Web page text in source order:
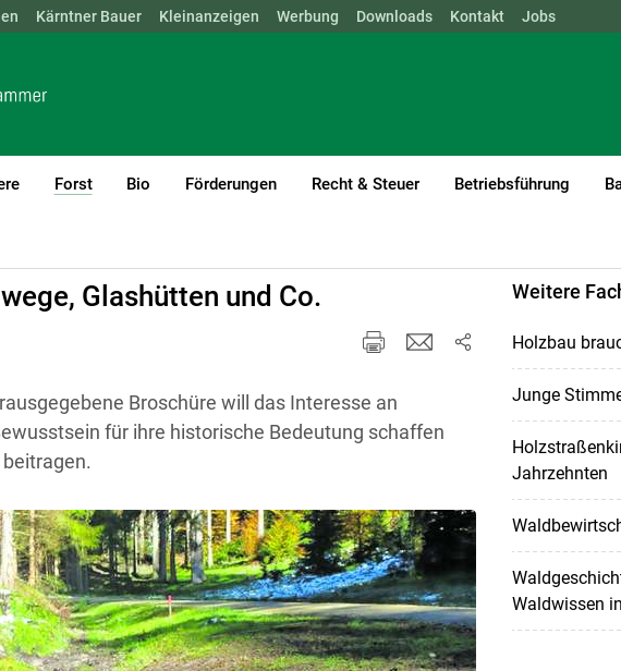
KTN NÖ OÖ SBG STMK TIROL VBG WIEN
Kärntner Bauer Kleinanzeigen Werbung Downloads Kontakt Jobs
Forst
(current)1
Bio Förderungen Recht & Steuer Betriebsführung
Glashütten und Co.
Broschüre will das Interesse an
für ihre historische Bedeutung schaffen
Weitere
Holzbau
Junge
Jahrzehnten
Waldwissen